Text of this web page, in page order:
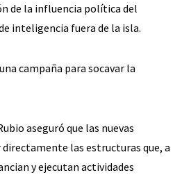
de la influencia política del
inteligencia fuera de la isla.
campaña para socavar la
aseguró que las nuevas
las estructuras que, a
y ejecutan actividades